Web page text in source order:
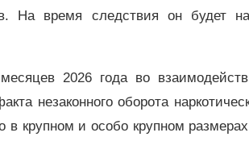
На время следствия он будет
2026 года во
незаконного оборота
крупном и особо крупном